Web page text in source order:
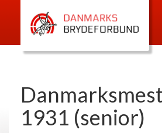
1931 (senior)